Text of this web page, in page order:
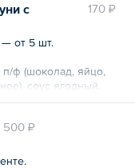
170 ₽
с
от 5 шт.
ф (шоколад, яйцо,
соус ягодный.
500 ₽